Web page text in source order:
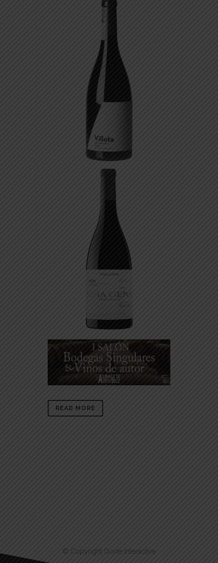
READ MORE
© Copyright Qode Interactive